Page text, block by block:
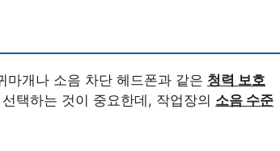
마개나 소음 차단 헤드폰과 같은 청력 보호
택하는 것이 중요한데, 작업장의 소음 수준